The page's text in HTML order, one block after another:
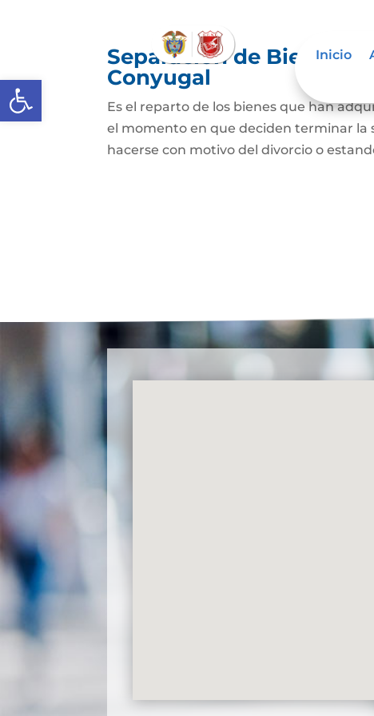
Abrir barra de herramientas
Inicio
Separación de Bienes o
Conyugal
Es el reparto de los bienes que han
el momento en que deciden terminar la
hacerse con motivo del divorcio o